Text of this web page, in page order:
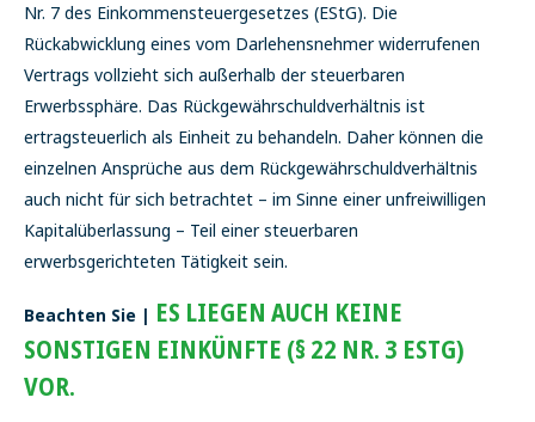
Nr. 7 des Einkommensteuergesetzes (EStG). Die
Rückabwicklung eines vom Darlehensnehmer widerrufenen
Vertrags vollzieht sich außerhalb der steuerbaren
Erwerbssphäre. Das Rückgewährschuldverhältnis ist
ertragsteuerlich als Einheit zu behandeln. Daher können die
einzelnen Ansprüche aus dem Rückgewährschuldverhältnis
auch nicht für sich betrachtet – im Sinne einer unfreiwilligen
Kapitalüberlassung – Teil einer steuerbaren
erwerbsgerichteten Tätigkeit sein.
Beachten Sie | ES LIEGEN AUCH KEINE
SONSTIGEN EINKÜNFTE (§ 22 NR. 3 ESTG)
VOR.